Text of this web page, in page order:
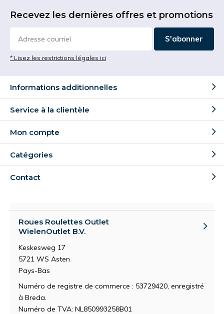
Recevez les dernières offres et promotions
S'abonner
* Lisez les restrictions légales ici
Informations additionnelles
Service à la clientèle
Mon compte
Catégories
Contact
Roues Roulettes Outlet
WielenOutlet B.V.
Keskesweg 17
5721 WS Asten
Pays-Bas
Numéro de registre de commerce : 53729420, enregistré
à Breda.
Numéro de TVA: NL850993258B01